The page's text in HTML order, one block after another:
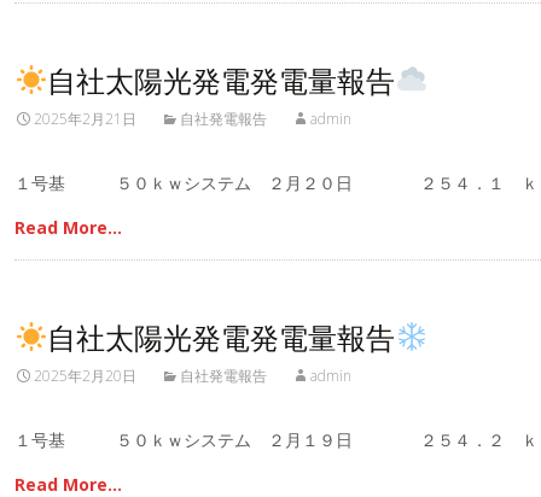
自社太陽光発電発電量報告
2025年2月21日 自社発電報告 admin
１号基 ５０ｋｗシステム ２月２０日 ２５４．１ ｋ
Read More…
自社太陽光発電発電量報告
2025年2月20日 自社発電報告 admin
１号基 ５０ｋｗシステム ２月１９日 ２５４．２ ｋ
Read More…